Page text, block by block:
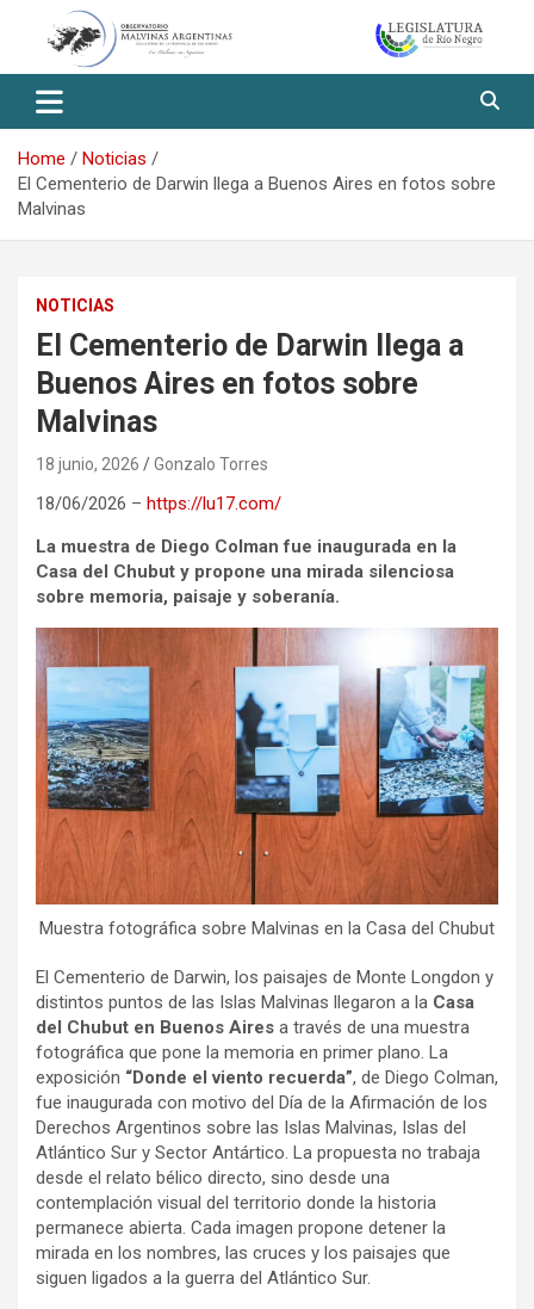
Observatorio Malvinas – Río
Negro
Home
Noticias
El Cementerio de Darwin llega a Buenos Aires en fotos sobre
Malvinas
NOTICIAS
El Cementerio de Darwin llega a
Buenos Aires en fotos sobre
Malvinas
18 junio, 2026 Gonzalo Torres
18/06/2026 – https://lu17.com/
La muestra de Diego Colman fue inaugurada en la
Casa del Chubut y propone una mirada silenciosa
sobre memoria, paisaje y soberanía.
Muestra fotográfica sobre Malvinas en la Casa del Chubut
El Cementerio de Darwin, los paisajes de Monte Longdon y
distintos puntos de las Islas Malvinas llegaron a la Casa
del Chubut en Buenos Aires a través de una muestra
fotográfica que pone la memoria en primer plano. La
exposición “Donde el viento recuerda”, de Diego Colman,
fue inaugurada con motivo del Día de la Afirmación de los
Derechos Argentinos sobre las Islas Malvinas, Islas del
Atlántico Sur y Sector Antártico. La propuesta no trabaja
desde el relato bélico directo, sino desde una
contemplación visual del territorio donde la historia
permanece abierta. Cada imagen propone detener la
mirada en los nombres, las cruces y los paisajes que
siguen ligados a la guerra del Atlántico Sur.